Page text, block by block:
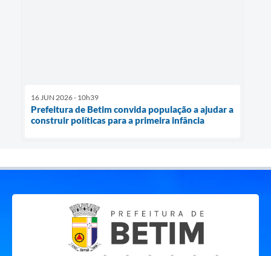
16 JUN 2026 - 10h39
Prefeitura de Betim convida população a ajudar a
construir políticas para a primeira infância